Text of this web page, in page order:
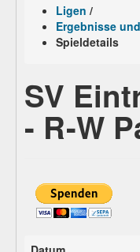
Ligen /
Ergebnisse
Spieldetails
SV
- R-W